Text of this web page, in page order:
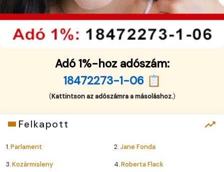
Adó 1%-hoz adószám:
18472273-1-06 📋
(Kattintson az adószámra a másoláshoz.)
Felkapott
1.Parlament 2.Jane Fonda
3.Kozármisleny 4.Roberta Flack